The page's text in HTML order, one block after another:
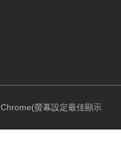
螢幕設定最佳顯示
頂部